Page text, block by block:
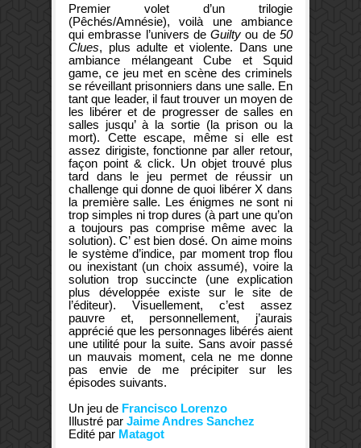
Premier volet d’un trilogie
(Pêchés/Amnésie), voilà une ambiance
qui embrasse l’univers deGuilty ou de50
Clues, plus adulte et violente. Dans une
ambiance mélangeant Cube et Squid
game, ce jeu met en scène des criminels
se réveillant prisonniers dans une salle. En
tant que leader, il faut trouver un moyen de
les libérer et de progresser de salles en
salles jusqu’ à la sortie (la prison ou la
mort). Cette escape, même si elle est
assez dirigiste, fonctionne par aller retour,
façon point & click. Un objet trouvé plus
tard dans le jeu permet de réussir un
challenge qui donne de quoi libérer X dans
la première salle. Les énigmes ne sont ni
trop simples ni trop dures (à part une qu’on
a toujours pas comprise même avec la
solution). C’ est bien dosé. On aime moins
le système d’indice, par moment trop flou
ou inexistant (un choix assumé), voire la
solution trop succincte (une explication
plus développée existe sur le site de
l’éditeur). Visuellement, c’est assez
pauvre et, personnellement, j’aurais
apprécié que les personnages libérés aient
une utilité pour la suite. Sans avoir passé
un mauvais moment, cela ne me donne
pas envie de me précipiter sur les
épisodes suivants.
Un jeu de Francisco Lorenzo
Illustré par Jaime Andres Sanchez
Edité par Matagot